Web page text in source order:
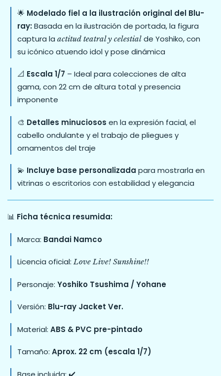
🌟 Modelado fiel a la ilustración original del Blu-
ray: Basada en la ilustración de portada, la figura
captura la actitud teatral y celestial de Yoshiko, con
su icónico atuendo idol y pose dinámica
📐 Escala 1/7 – Ideal para colecciones de alta
gama, con 22 cm de altura total y presencia
imponente
🎨 Detalles minuciosos en la expresión facial, el
cabello ondulante y el trabajo de pliegues y
ornamentos del traje
💫 Incluye base personalizada para mostrarla en
vitrinas o escritorios con estabilidad y elegancia
📊 Ficha técnica resumida:
Marca: Bandai Namco
Licencia oficial:Love Live! Sunshine!!
Personaje: Yoshiko Tsushima / Yohane
Versión: Blu-ray Jacket Ver.
Material: ABS & PVC pre-pintado
Tamaño: Aprox. 22 cm (escala 1/7)